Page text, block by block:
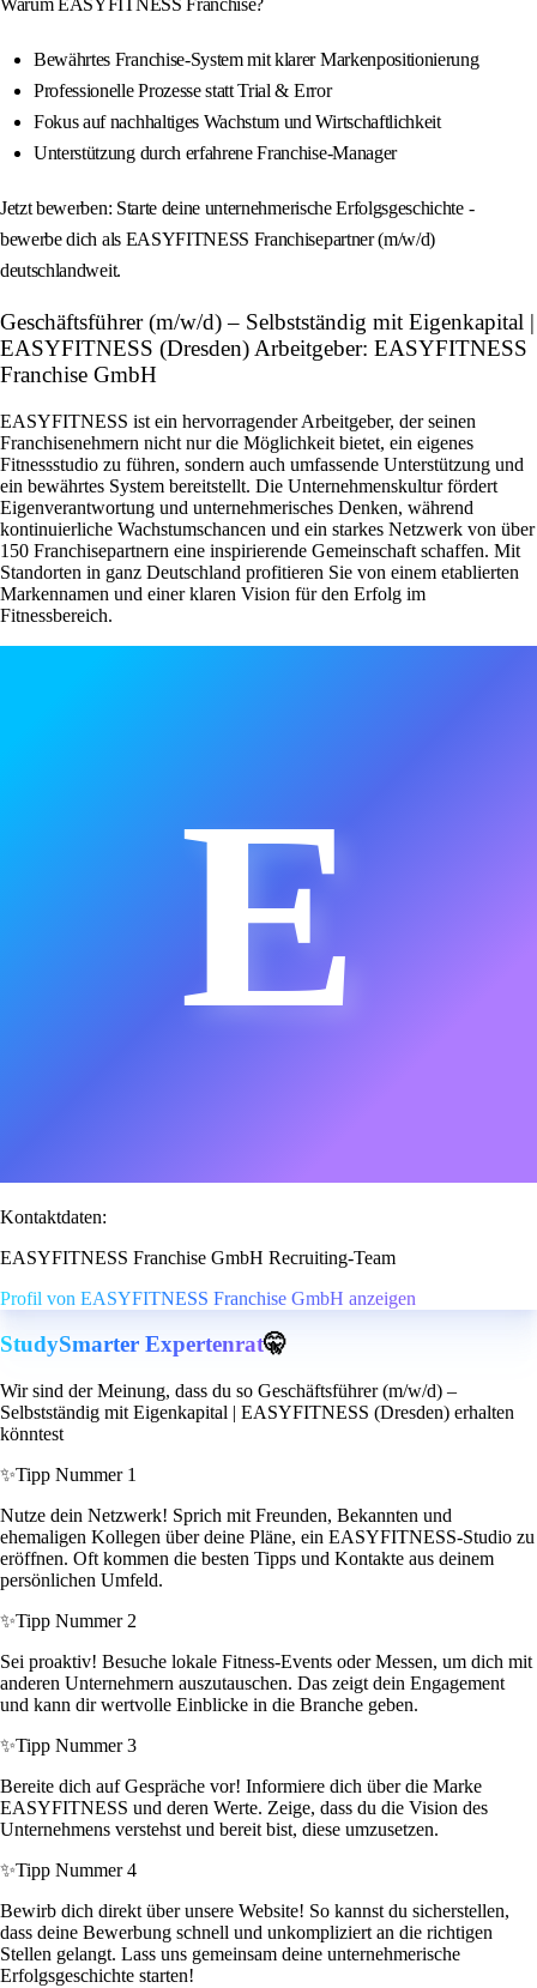
Warum EASYFITNESS Franchise?
Bewährtes Franchise-System mit klarer Markenpositionierung
Professionelle Prozesse statt Trial & Error
Fokus auf nachhaltiges Wachstum und Wirtschaftlichkeit
Unterstützung durch erfahrene Franchise-Manager
Jetzt bewerben: Starte deine unternehmerische Erfolgsgeschichte -
bewerbe dich als EASYFITNESS Franchisepartner (m/w/d)
deutschlandweit.
Geschäftsführer (m/w/d) – Selbstständig mit Eigenkapital |
EASYFITNESS (Dresden) Arbeitgeber: EASYFITNESS
Franchise GmbH
EASYFITNESS ist ein hervorragender Arbeitgeber, der seinen
Franchisenehmern nicht nur die Möglichkeit bietet, ein eigenes
Fitnessstudio zu führen, sondern auch umfassende Unterstützung und
ein bewährtes System bereitstellt. Die Unternehmenskultur fördert
Eigenverantwortung und unternehmerisches Denken, während
kontinuierliche Wachstumschancen und ein starkes Netzwerk von über
150 Franchisepartnern eine inspirierende Gemeinschaft schaffen. Mit
Standorten in ganz Deutschland profitieren Sie von einem etablierten
Markennamen und einer klaren Vision für den Erfolg im
Fitnessbereich.
E
Kontaktdaten:
EASYFITNESS Franchise GmbH Recruiting-Team
Profil von EASYFITNESS Franchise GmbH anzeigen
StudySmarter Expertenrat🤫
Wir sind der Meinung, dass du so Geschäftsführer (m/w/d) –
Selbstständig mit Eigenkapital | EASYFITNESS (Dresden) erhalten
könntest
✨Tipp Nummer 1
Nutze dein Netzwerk! Sprich mit Freunden, Bekannten und
ehemaligen Kollegen über deine Pläne, ein EASYFITNESS-Studio zu
eröffnen. Oft kommen die besten Tipps und Kontakte aus deinem
persönlichen Umfeld.
✨Tipp Nummer 2
Sei proaktiv! Besuche lokale Fitness-Events oder Messen, um dich mit
anderen Unternehmern auszutauschen. Das zeigt dein Engagement
und kann dir wertvolle Einblicke in die Branche geben.
✨Tipp Nummer 3
Bereite dich auf Gespräche vor! Informiere dich über die Marke
EASYFITNESS und deren Werte. Zeige, dass du die Vision des
Unternehmens verstehst und bereit bist, diese umzusetzen.
✨Tipp Nummer 4
Bewirb dich direkt über unsere Website! So kannst du sicherstellen,
dass deine Bewerbung schnell und unkompliziert an die richtigen
Stellen gelangt. Lass uns gemeinsam deine unternehmerische
Erfolgsgeschichte starten!